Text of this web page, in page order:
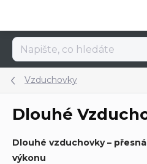
obsah
Vzduchovky
Dlouhé
Dlouhé vzduchovky –
výkonu